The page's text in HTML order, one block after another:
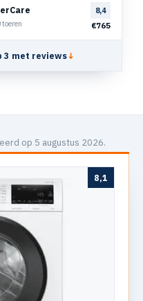
8,4
€765
3 met reviews↓
op 5 augustus 2026.
8,1